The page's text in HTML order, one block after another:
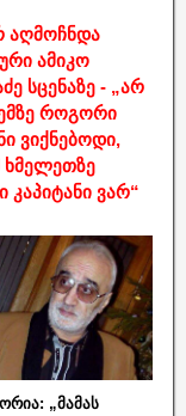
ამიკო
სცენაზე - „არ
როგორი
ვიქნებოდი,
ხმელეთზე
კაპიტანი ვარ“
„მამას